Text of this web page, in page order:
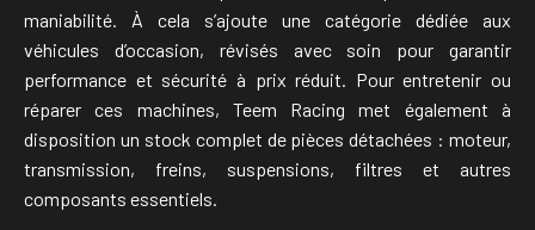
maniabilité. À cela s’ajoute une catégorie dédiée aux
véhicules d’occasion, révisés avec soin pour garantir
performance et sécurité à prix réduit. Pour entretenir ou
réparer ces machines, Teem Racing met également à
disposition un stock complet de pièces détachées : moteur,
transmission, freins, suspensions, filtres et autres
composants essentiels.